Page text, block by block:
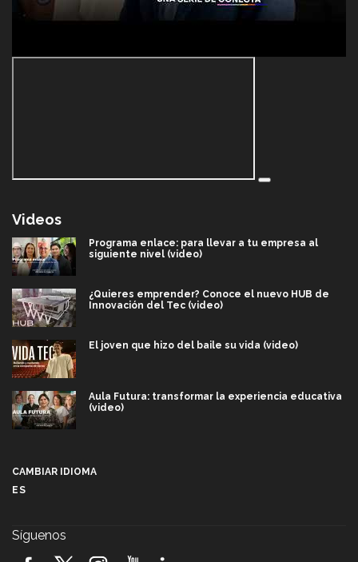
Videos
Programa enlace: para llevar a tu empresa al
siguiente nivel (video)
¿Quieres emprender? Conoce el nuevo HUB de
Innovación del Tec (video)
El joven que hizo del baile su vida (video)
Aula Futura: transformar la experiencia educativa
(video)
CAMBIAR IDIOMA
ES
Síguenos